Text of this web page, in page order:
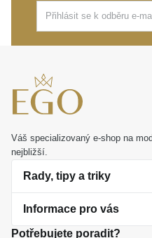
Váš specializovaný e-shop na
nejbližší.
Rady, tipy a triky
O perlách
Informace pro vás
Potřebujete poradit?